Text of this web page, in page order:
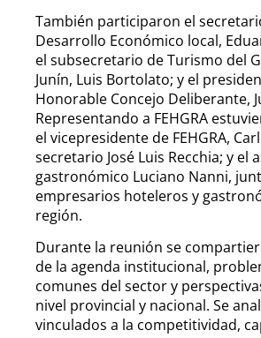
También participaron el
Desarrollo Económico local,
el subsecretario de Turismo del
Junín, Luis Bortolato; y el
Honorable Concejo Deliberante,
Representando a FEHGRA
el vicepresidente de FEHGRA,
secretario José Luis Recchia; y el
gastronómico Luciano Nanni,
empresarios hoteleros y
región.
Durante la reunión se
de la agenda institucional,
comunes del sector y
nivel provincial y nacional. Se
vinculados a la competitividad,